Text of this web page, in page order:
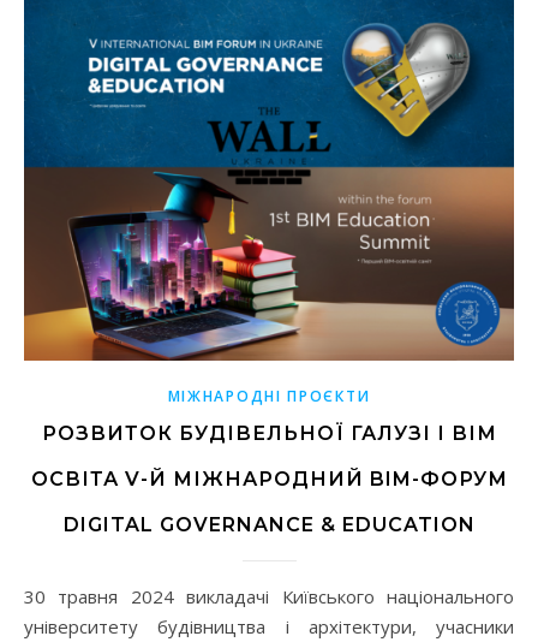
МІЖНАРОДНІ ПРОЄКТИ
РОЗВИТОК БУДІВЕЛЬНОЇ ГАЛУЗІ І ВІМ
ОСВІТА V-Й МІЖНАРОДНИЙ BIM-ФОРУМ
DIGITAL GOVERNANCE & EDUCATION
30 травня 2024 викладачі Київського національного
університету будівництва і архітектури, учасники